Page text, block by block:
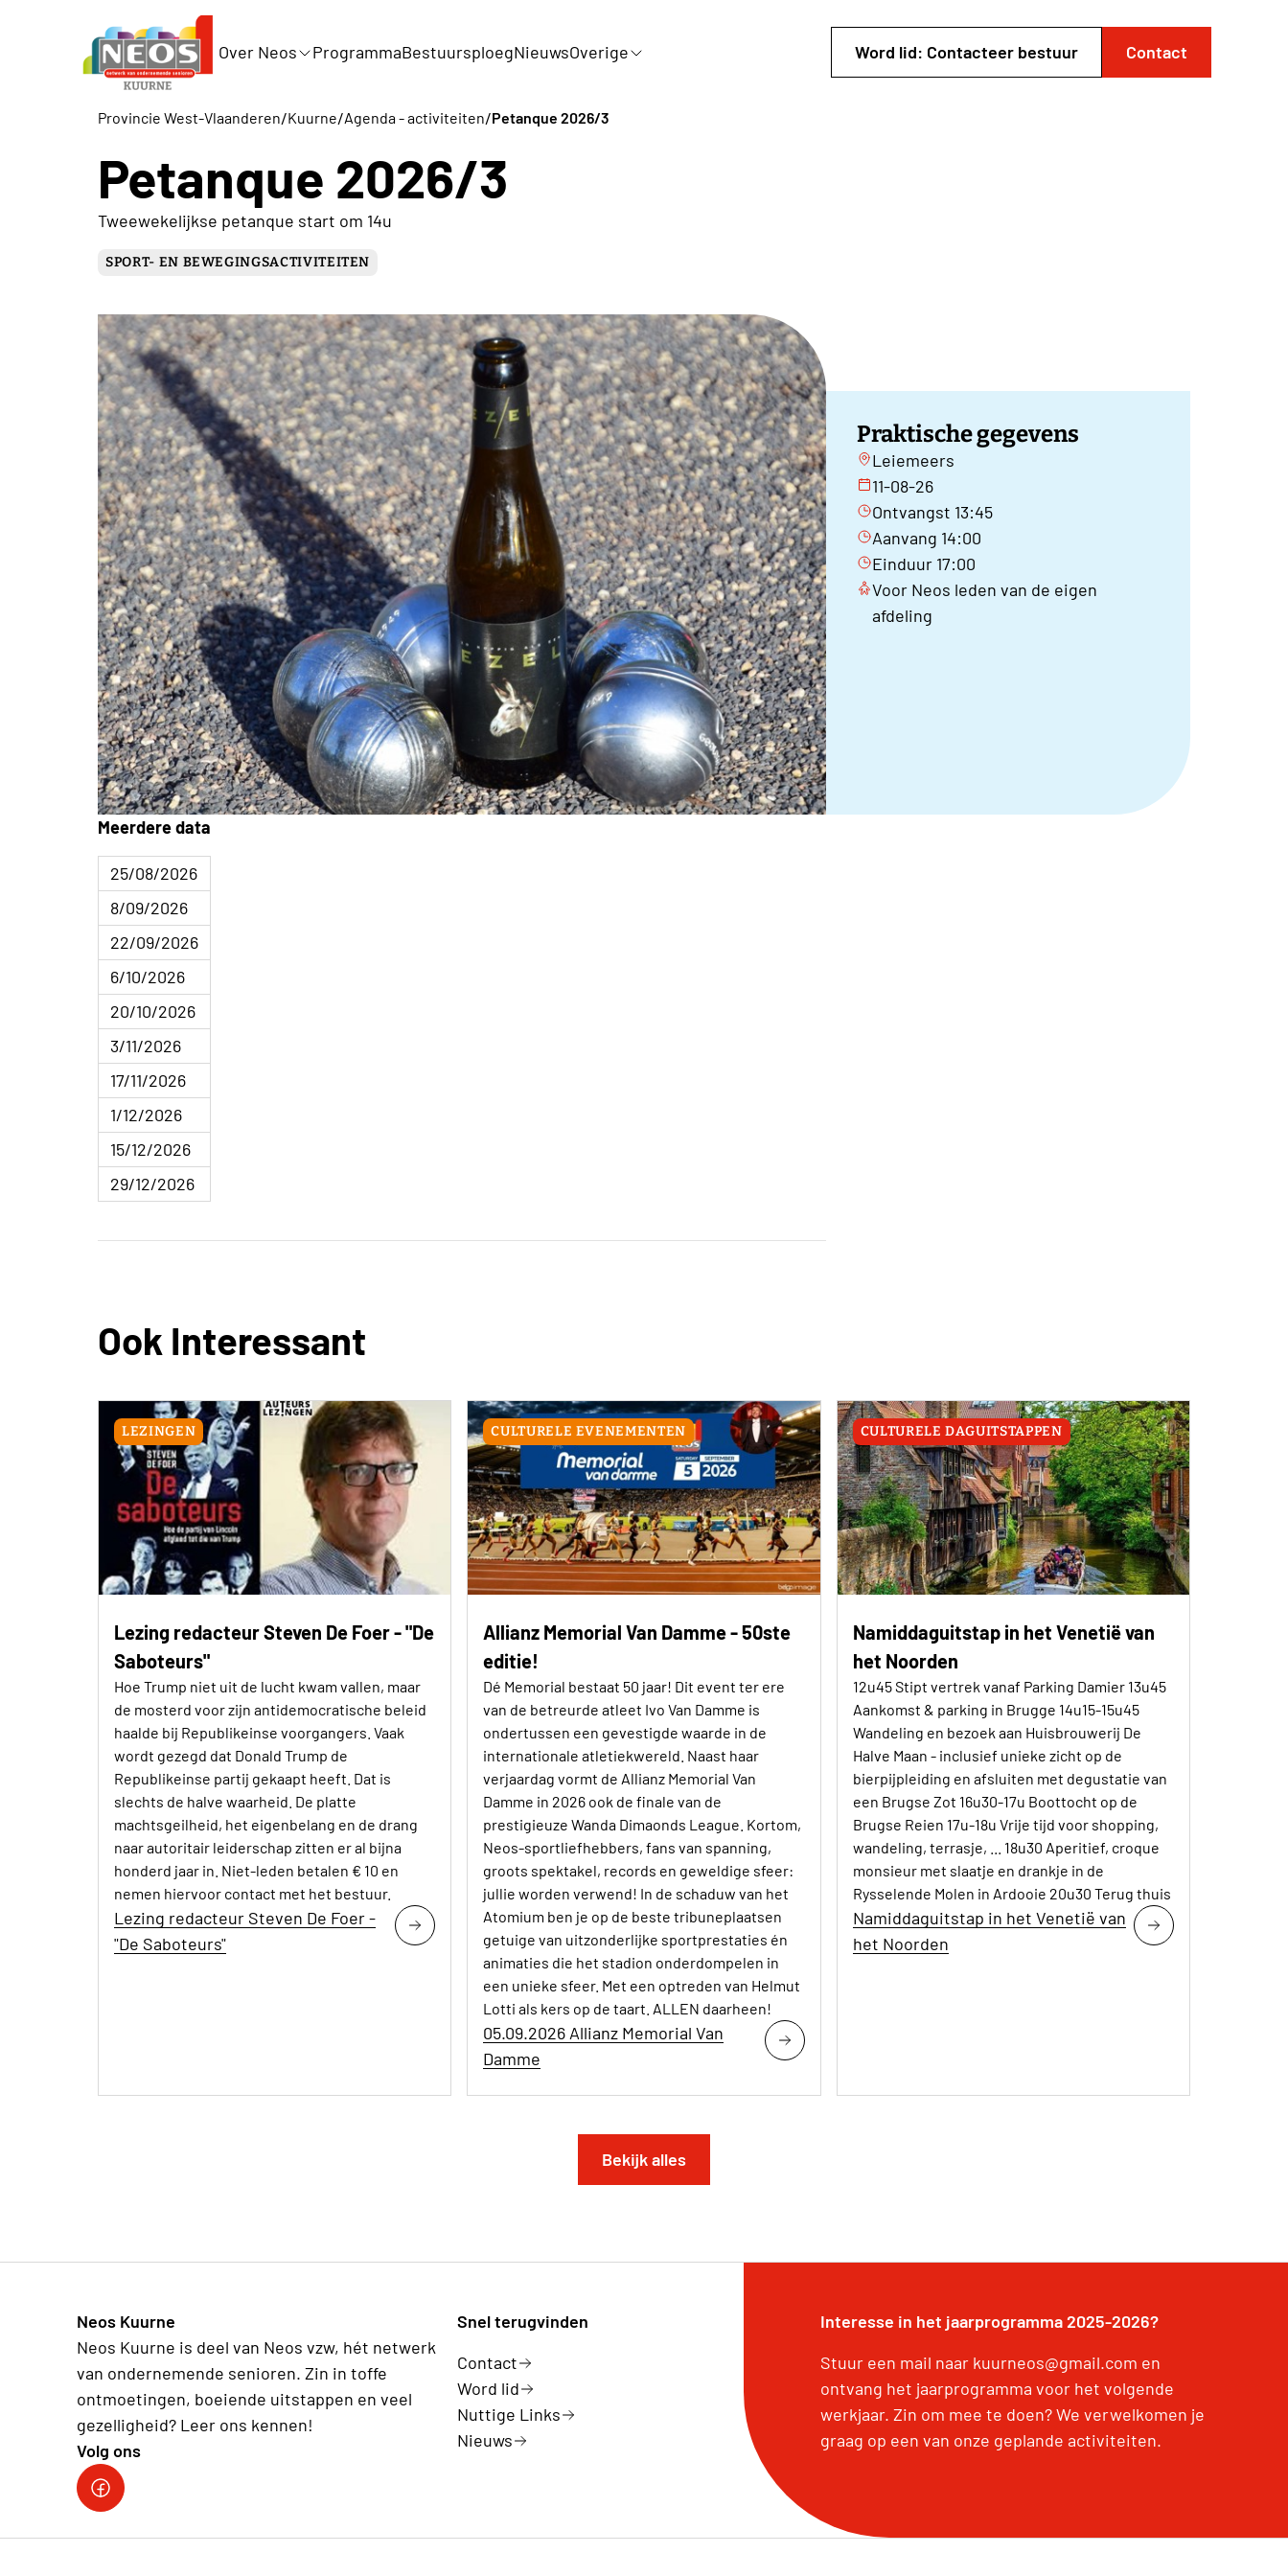
Over Neos ProgrammaBestuursploegNieuwsOverige Word lid: Contacteer bestuur Contact
Provincie West-Vlaanderen/Kuurne/Agenda - activiteiten/Petanque 2026/3
Petanque 2026/3
Tweewekelijkse petanque start om 14u
SPORT- EN BEWEGINGSACTIVITEITEN
Praktische gegevens
Leiemeers
11-08-26
Ontvangst 13:45
Aanvang 14:00
Einduur 17:00
Voor Neos leden van de eigen
afdeling
Meerdere data
25/08/2026
8/09/2026
22/09/2026
6/10/2026
20/10/2026
3/11/2026
17/11/2026
1/12/2026
15/12/2026
29/12/2026
Ook Interessant
LEZINGEN
Lezing redacteur Steven De Foer - "De
Saboteurs"
Hoe Trump niet uit de lucht kwam vallen, maar
de mosterd voor zijn antidemocratische beleid
haalde bij Republikeinse voorgangers. Vaak
wordt gezegd dat Donald Trump de
Republikeinse partij gekaapt heeft. Dat is
slechts de halve waarheid. De platte
machtsgeilheid, het eigenbelang en de drang
naar autoritair leiderschap zitten er al bijna
honderd jaar in. Niet-leden betalen € 10 en
nemen hiervoor contact met het bestuur.
Lezing redacteur Steven De Foer -
"De Saboteurs"
CULTURELE EVENEMENTEN
Allianz Memorial Van Damme - 50ste
editie!
Dé Memorial bestaat 50 jaar! Dit event ter ere
van de betreurde atleet Ivo Van Damme is
ondertussen een gevestigde waarde in de
internationale atletiekwereld. Naast haar
verjaardag vormt de Allianz Memorial Van
Damme in 2026 ook de finale van de
prestigieuze Wanda Dimaonds League. Kortom,
Neos-sportliefhebbers, fans van spanning,
groots spektakel, records en geweldige sfeer:
jullie worden verwend! In de schaduw van het
Atomium ben je op de beste tribuneplaatsen
getuige van uitzonderlijke sportprestaties én
animaties die het stadion onderdompelen in
een unieke sfeer. Met een optreden van Helmut
Lotti als kers op de taart. ALLEN daarheen!
05.09.2026 Allianz Memorial Van
Damme
CULTURELE DAGUITSTAPPEN
Namiddaguitstap in het Venetië van
het Noorden
12u45 Stipt vertrek vanaf Parking Damier 13u45
Aankomst & parking in Brugge 14u15-15u45
Wandeling en bezoek aan Huisbrouwerij De
Halve Maan - inclusief unieke zicht op de
bierpijpleiding en afsluiten met degustatie van
een Brugse Zot 16u30-17u Boottocht op de
Brugse Reien 17u-18u Vrije tijd voor shopping,
wandeling, terrasje, ... 18u30 Aperitief, croque
monsieur met slaatje en drankje in de
Rysselende Molen in Ardooie 20u30 Terug thuis
Namiddaguitstap in het Venetië van
het Noorden
Bekijk alles
Neos Kuurne
Neos Kuurne is deel van Neos vzw, hét netwerk
van ondernemende senioren. Zin in toffe
ontmoetingen, boeiende uitstappen en veel
gezelligheid? Leer ons kennen!
Volg ons
Neos Kuurne
Snel terugvinden
Contact
Word lid
Nuttige Links
Nieuws
Interesse in het jaarprogramma 2025-2026?
Stuur een mail naar kuurneos@gmail.com en
ontvang het jaarprogramma voor het volgende
werkjaar. Zin om mee te doen? We verwelkomen je
graag op een van onze geplande activiteiten.